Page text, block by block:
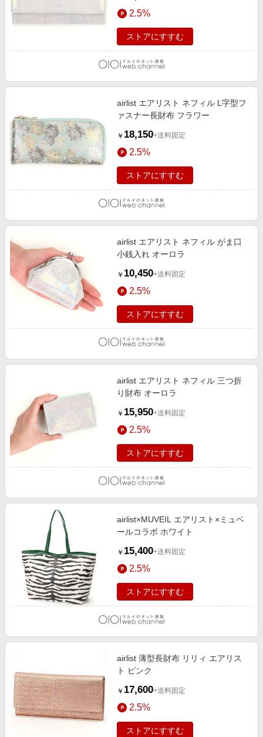
2.5%
ストアにすすむ
airlist エアリスト ネフィル L字型フ
ァスナー長財布 フラワー
￥ 18,150+送料固定
2.5%
ストアにすすむ
airlist エアリスト ネフィル がま口
小銭入れ オーロラ
￥ 10,450+送料固定
2.5%
ストアにすすむ
airlist エアリスト ネフィル 三つ折
り財布 オーロラ
￥ 15,950+送料固定
2.5%
ストアにすすむ
airlist×MUVEIL エアリスト×ミュベ
ールコラボ ホワイト
￥ 15,400+送料固定
2.5%
ストアにすすむ
airlist 薄型長財布 リリィ エアリス
ト ピンク
￥ 17,600+送料固定
2.5%
ストアにすすむ